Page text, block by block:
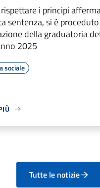
i principi
sentenza, si è
della graduatoria
2025
sociale
Tutte le notizie